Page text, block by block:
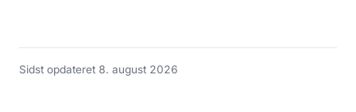
Sidst opdateret 8. august 2026